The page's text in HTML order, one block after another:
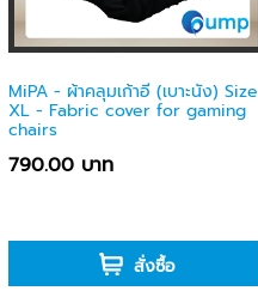
MiPA - ผ้าคลุมเก้าอี้ (เบาะนั่ง) Size
XL - Fabric cover for gaming
chairs
790.00 บาท
สั่งซื้อ